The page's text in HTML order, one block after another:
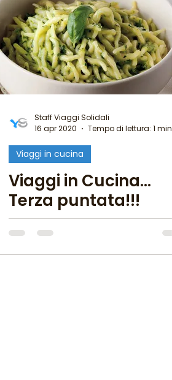
Staff Viaggi Solidali
16 apr 2020
Tempo di lettura: 1 min
Viaggi in cucina
Viaggi in Cucina…
Terza puntata!!!